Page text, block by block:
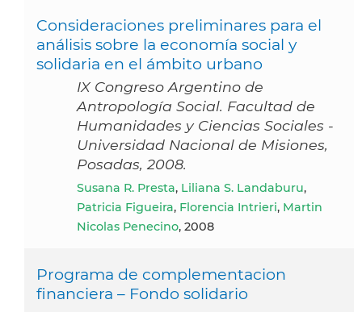
Consideraciones preliminares para el
análisis sobre la economía social y
solidaria en el ámbito urbano
IX Congreso Argentino de
Antropología Social. Facultad de
Humanidades y Ciencias Sociales -
Universidad Nacional de Misiones,
Posadas, 2008.
Susana R. Presta, Liliana S. Landaburu,
Patricia Figueira, Florencia Intrieri, Martin
Nicolas Penecino, 2008
Programa de complementacion
financiera – Fondo solidario